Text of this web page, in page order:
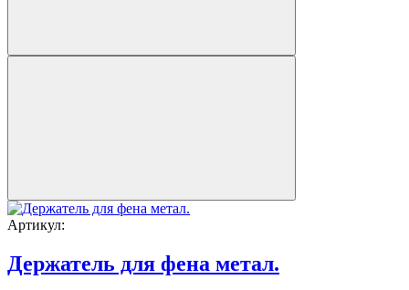
Артикул:
Держатель для фена метал.